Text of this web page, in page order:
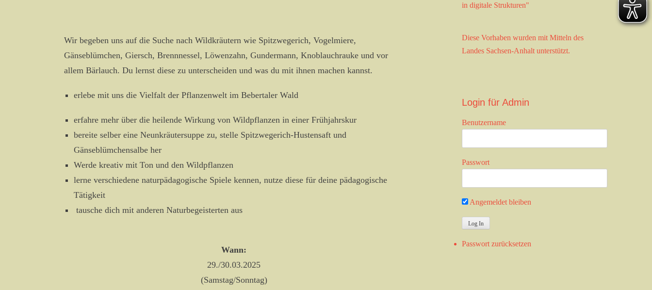
Wir begeben uns auf die Suche nach Wildkräutern wie Spitzwegerich, Vogelmiere,
Gänseblümchen, Giersch, Brennnessel, Löwenzahn, Gundermann, Knoblauchrauke und vor
allem Bärlauch. Du lernst diese zu unterscheiden und was du mit ihnen machen kannst.
erlebe mit uns die Vielfalt der Pflanzenwelt im Bebertaler Wald
erfahre mehr über die heilende Wirkung von Wildpflanzen in einer Frühjahrskur
bereite selber eine Neunkräutersuppe zu, stelle Spitzwegerich-Hustensaft und
Gänseblümchensalbe her
Werde kreativ mit Ton und den Wildpflanzen
lerne verschiedene naturpädagogische Spiele kennen, nutze diese für deine pädagogische
Tätigkeit
tausche dich mit anderen Naturbegeisterten aus
Wann:
29./30.03.2025
(Samstag/Sonntag)
in digitale Strukturen"
Diese Vorhaben wurden mit Mitteln des
Landes Sachsen-Anhalt unterstützt.
Login für Admin
Benutzername
Passwort
Angemeldet bleiben
Passwort zurücksetzen